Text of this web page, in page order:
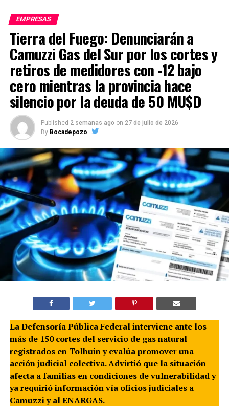
EMPRESAS
Tierra del Fuego: Denunciarán a
Camuzzi Gas del Sur por los cortes y
retiros de medidores con -12 bajo
cero mientras la provincia hace
silencio por la deuda de 50 MU$D
Published 2 semanas ago on 27 de julio de 2026
By Bocadepozo
La Defensoría Pública Federal interviene ante los
más de 150 cortes del servicio de gas natural
registrados en Tolhuin y evalúa promover una
acción judicial colectiva. Advirtió que la situación
afecta a familias en condiciones de vulnerabilidad y
ya requirió información vía oficios judiciales a
Camuzzi y al ENARGAS.